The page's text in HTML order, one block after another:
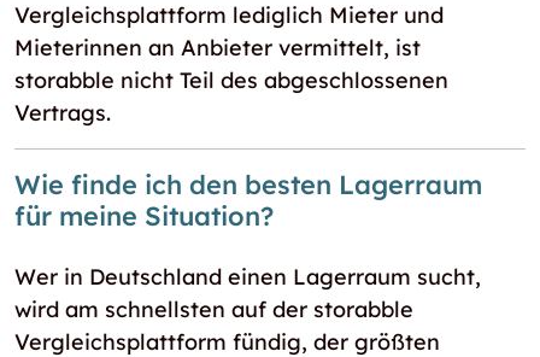
Vergleichsplattform lediglich Mieter und
Mieterinnen an Anbieter vermittelt, ist
storabble nicht Teil des abgeschlossenen
Vertrags.
Wie finde ich den besten Lagerraum
für meine Situation?
Wer in Deutschland einen Lagerraum sucht,
wird am schnellsten auf der storabble
Vergleichsplattform fündig, der größten